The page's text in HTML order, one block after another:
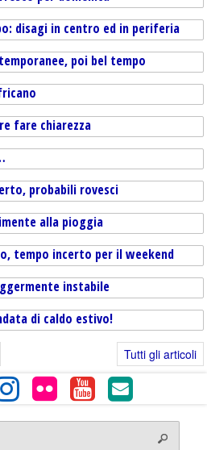
disagi in centro ed in periferia
poi bel tempo
fare chiarezza
probabili rovesci
alla pioggia
tempo incerto per il weekend
instabile
di caldo estivo!
Tutti gli articoli